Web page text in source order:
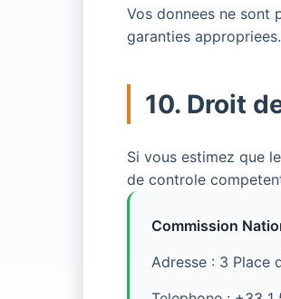
Vos donnees ne sont
garanties appropriees.
10. Droit
Si vous estimez que
de controle
Commission
Adresse : 3 Place